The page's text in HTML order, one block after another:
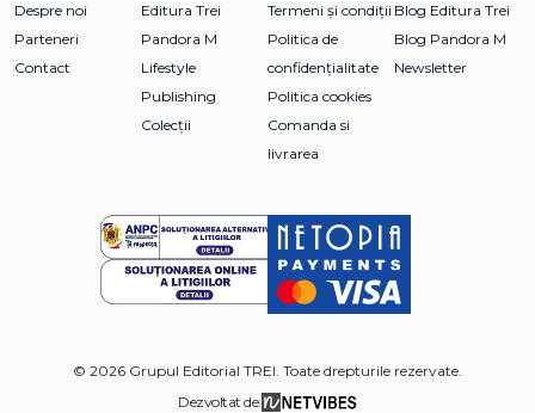
Despre noi
Parteneri
Contact
Editura Trei
Pandora M
Lifestyle
Publishing
Colecții
Termeni și condiții
Politica de
confidențialitate
Politica cookies
Comanda si
livrarea
Blog Editura Trei
Blog Pandora M
Newsletter
© 2026 Grupul Editorial TREI. Toate drepturile rezervate.
Dezvoltat de: